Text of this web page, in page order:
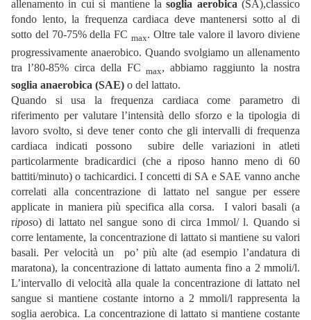
allenamento in cui si mantiene lasoglia aerobica(SA),classico
fondo lento, la frequenza cardiaca deve mantenersi sotto al di
sotto del 70-75% della FCmax. Oltre tale valore il lavoro diviene
progressivamente anaerobico. Quando svolgiamo un allenamento
tra l’80-85% circa della FCmax, abbiamo raggiunto la nostra
soglia anaerobica (SAE) o del lattato.
Quando si usa la frequenza cardiaca come parametro di
riferimento per valutare l’intensità dello sforzo e la tipologia di
lavoro svolto, si deve tener conto che gli intervalli di frequenza
cardiaca indicati possono subire delle variazioni in atleti
particolarmente bradicardici (che a riposo hanno meno di 60
battiti/minuto) o tachicardici. I concetti di SA e SAE vanno anche
correlati alla concentrazione di lattato nel sangue per essere
applicate in maniera più specifica alla corsa. I valori basali (a
riposo) di lattato nel sangue sono di circa 1mmol/ l. Quando si
corre lentamente, la concentrazione di lattato si mantiene su valori
basali. Per velocità un po’ più alte (ad esempio l’andatura di
maratona), la concentrazione di lattato aumenta fino a 2 mmoli/l.
L’intervallo di velocità alla quale la concentrazione di lattato nel
sangue si mantiene costante intorno a 2 mmoli/l rappresenta la
soglia aerobica. La concentrazione di lattato si mantiene costante